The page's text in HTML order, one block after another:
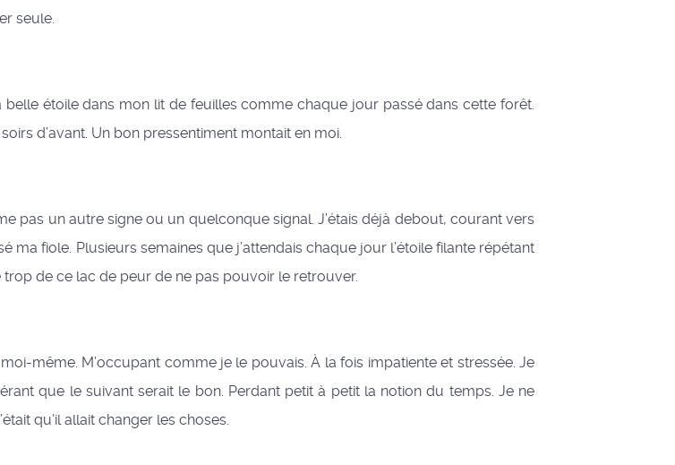
seule.
étoile dans mon lit de feuilles comme chaque jour passé dans cette forêt.
d’avant. Un bon pressentiment montait en moi.
pas un autre signe ou un quelconque signal. J’étais déjà debout, courant vers
ma fiole. Plusieurs semaines que j’attendais chaque jour l’étoile filante répétant
trop de ce lac de peur de ne pas pouvoir le retrouver.
même. M’occupant comme je le pouvais. À la fois impatiente et stressée. Je
que le suivant serait le bon. Perdant petit à petit la notion du temps. Je ne
qu’il allait changer les choses.